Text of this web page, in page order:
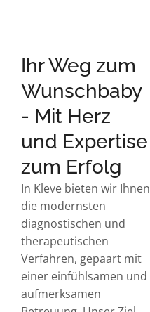
Ihr Weg zum
Wunschbaby
- Mit Herz
und Expertise
zum Erfolg
In Kleve bieten wir Ihnen
die modernsten
diagnostischen und
therapeutischen
Verfahren, gepaart mit
einer einfühlsamen und
aufmerksamen